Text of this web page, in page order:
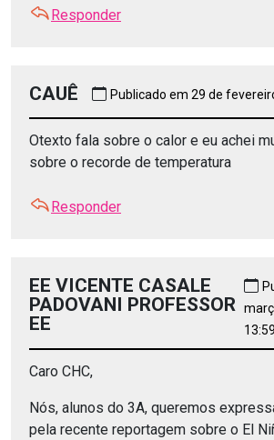
Responder
CAUÊ Publicado em 29 de
Otexto fala sobre o calor e eu achei
sobre o recorde de temperatura
Responder
EE VICENTE CASALE
PADOVANI PROFESSOR
EE
13:59
Caro CHC,
Nós, alunos do 3A, queremos
pela recente reportagem sobre o El